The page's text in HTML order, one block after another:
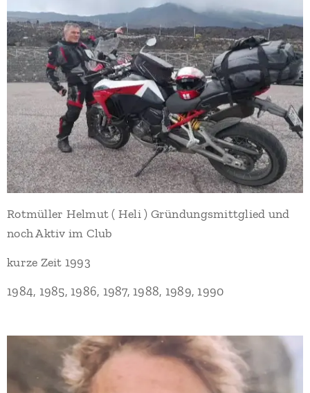
Rotmüller Helmut ( Heli ) Gründungsmittglied und
noch Aktiv im Club
kurze Zeit 1993
1984, 1985, 1986, 1987, 1988, 1989, 1990